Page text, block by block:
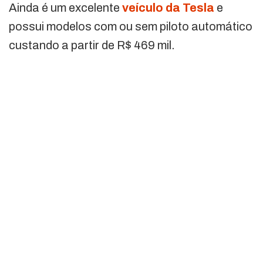
Ainda é um excelente veículo da Tesla e
possui modelos com ou sem piloto automático
custando a partir de R$ 469 mil.